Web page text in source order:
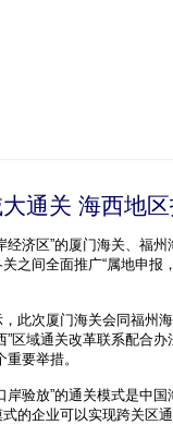
通关 海西地
经济区”的厦门海关、福
之间全面推广“属地申报
此次厦门海关会同福州
”区域通关改革联系配合
重要举措。
岸验放”的通关模式是中
的企业可以实现跨关区